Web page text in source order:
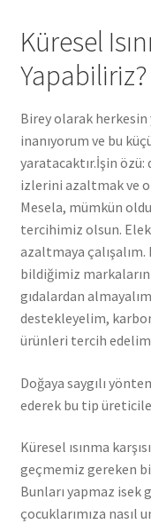
Küresel
Yapabiliriz?
Birey olarak herkesin
inanıyorum ve bu
yaratacaktır.İşin özü:
izlerini azaltmak ve
Mesela, mümkün
tercihimiz olsun.
azaltmaya
bildiğimiz
gıdalardan
destekleyelim,
ürünleri tercih
Doğaya saygılı
ederek bu tip
Küresel ısınma
geçmemiz gereken
Bunları yapmaz isek
çocuklarımıza nasıl